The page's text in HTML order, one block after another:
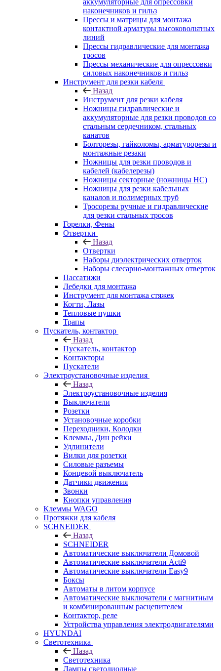
аккумуляторные для опрессовки
наконечников и гильз
Прессы и матрицы для монтажа
контактной арматуры высоковольтных
линий
Прессы гидравлические для монтажа
тросов
Прессы механические для опрессовки
силовых наконечников и гильз
Инструмент для резки кабеля
Назад
Инструмент для резки кабеля
Ножницы гидравлические и
аккумуляторные для резки проводов со
стальным сердечником, стальных
канатов
Болторезы, гайколомы, арматурорезы и
монтажные резаки
Ножницы для резки проводов и
кабелей (кабелерезы)
Ножницы секторные (ножницы НС)
Ножницы для резки кабельных
каналов и полимерных труб
Тросорезы ручные и гидравлические
для резки стальных тросов
Горелки, Фены
Отвертки
Назад
Отвертки
Наборы диэлектрических отверток
Наборы слесарно-монтажных отверток
Пассатижи
Лебедки для монтажа
Инструмент для монтажа стяжек
Когти, Лазы
Тепловые пушки
Трапы
Пускатель, контактор
Назад
Пускатель, контактор
Контакторы
Пускатели
Электроустановочные изделия
Назад
Электроустановочные изделия
Выключатели
Розетки
Установочные коробки
Переходники, Колодки
Клеммы, Дин рейки
Удлинители
Вилки для розетки
Силовые разъемы
Концевой выключатель
Датчики движения
Звонки
Кнопки управления
Клеммы WAGO
Протяжки для кабеля
SCHNEIDER
Назад
SCHNEIDER
Автоматические выключатели Домовой
Автоматические выключатели Acti9
Автоматические выключатели Easy9
Боксы
Автоматы в литом корпусе
Автоматические выключатели с магнитным
и комбинированным расцепителем
Контактор, реле
Устройства управления электродвигателями
HYUNDAI
Светотехника
Назад
Светотехника
Лампы светодиодные